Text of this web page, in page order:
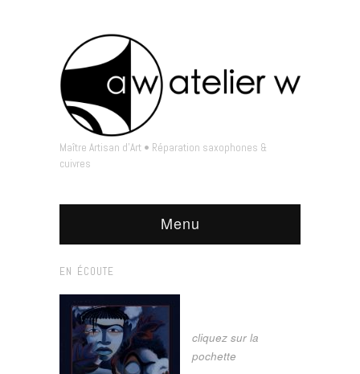
Maître Artisan d'Art • Réparation saxophones &
cuivres
Menu
EN ÉCOUTE
cliquez sur la
pochette